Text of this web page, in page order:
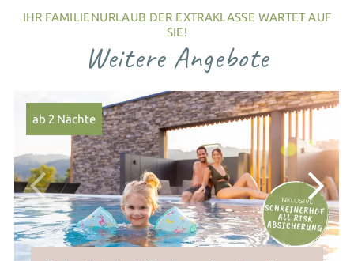
IHR FAMILIENURLAUB DER EXTRAKLASSE WARTET AUF
SIE!
Weitere Angebote
ab 2 Nächte